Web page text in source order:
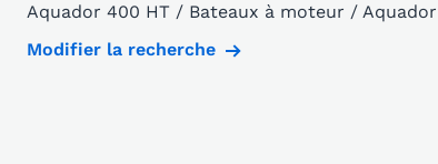
Aquador 400 HT / Bateaux à moteur / Aquador
Modifier la recherche